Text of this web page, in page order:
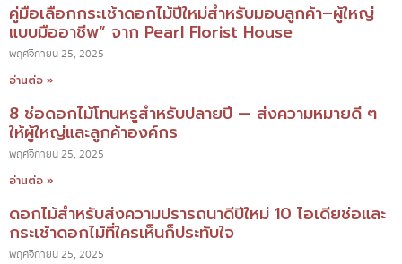
คู่มือเลือกกระเช้าดอกไม้ปีใหม่สำหรับมอบลูกค้า–ผู้ใหญ่
แบบมืออาชีพ” จาก Pearl Florist House
พฤศจิกายน 25, 2025
อ่านต่อ »
8 ช่อดอกไม้โทนหรูสำหรับปลายปี — ส่งความหมายดี ๆ
ให้ผู้ใหญ่และลูกค้าองค์กร
พฤศจิกายน 25, 2025
อ่านต่อ »
ดอกไม้สำหรับส่งความปรารถนาดีปีใหม่ 10 ไอเดียช่อและ
กระเช้าดอกไม้ที่ใครเห็นก็ประทับใจ
พฤศจิกายน 25, 2025